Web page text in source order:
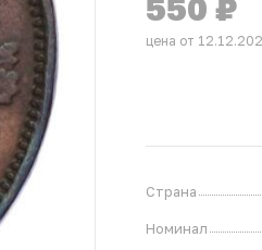
550₽
цена от
Страна
Номинал